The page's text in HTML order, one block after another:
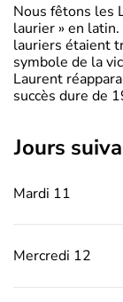
Nous fêtons les
laurier » en
lauriers étaient
symbole de la
Laurent
succès dure de
jours
Mardi 11
Mercredi 12